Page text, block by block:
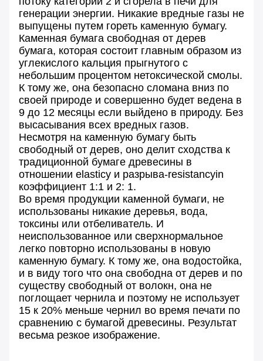
генерации энергии. Никакие вредные газы не
выпущены путем гореть каменную бумагу.
Каменная бумага свободная от дерев
бумага, которая состоит главным образом из
углекислого кальция прыгнутого с
небольшим процентом нетоксической смолы.
К тому же, она безопасно сломана вниз по
своей природе и совершенно будет ведена в
9 до 12 месяцы если выйдено в природу. Без
высасывания всех вредных газов.
Несмотря на каменную бумагу быть
свободный от дерев, оно делит сходства к
традиционной бумаге древесины в
отношении elasticy и разрыва-resistancyin
коэффициент 1:1 и 2: 1.
Во время продукции каменной бумаги, не
использованы никакие деревья, вода,
токсины или отбеливатель. И
неиспользованное или сверхнормальное
легко повторно использованы в новую
каменную бумагу. К тому же, она водостойка,
и в виду того что она свободна от дерев и по
существу свободный от волокн, она не
поглощает чернила и поэтому не использует
15 к 20% меньше чернил во время печати по
сравнению с бумагой древесины. Результат
весьма резкое изображение.